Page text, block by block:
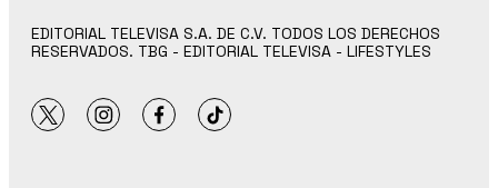
EDITORIAL TELEVISA S.A. DE C.V. TODOS LOS DERECHOS
RESERVADOS. TBG - EDITORIAL TELEVISA - LIFESTYLES
twitterinstagram
facebooktiktok